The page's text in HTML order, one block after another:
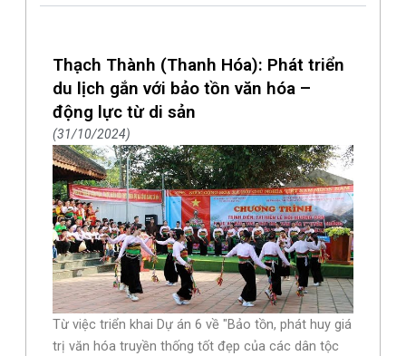
Thạch Thành (Thanh Hóa): Phát triển
du lịch gắn với bảo tồn văn hóa –
động lực từ di sản
31/10/2024
Từ việc triển khai Dự án 6 về "Bảo tồn, phát huy giá
trị văn hóa truyền thống tốt đẹp của các dân tộc